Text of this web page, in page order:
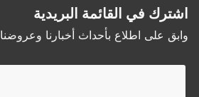
اشترك في القائمة البريدية
وابق على اطلاع بأحداث أخبارنا وعروضنا